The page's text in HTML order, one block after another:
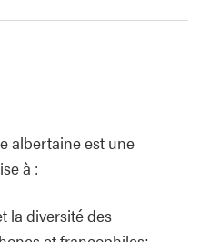
albertaine est une
à :
la diversité des